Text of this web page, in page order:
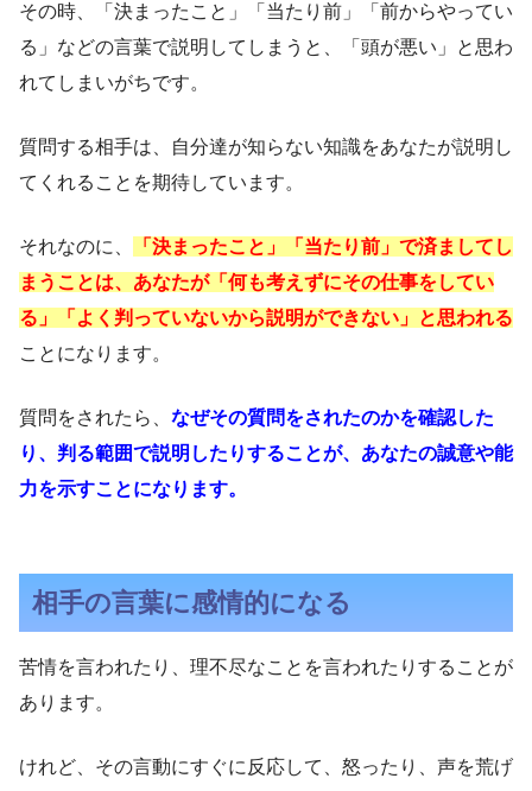
その時、「決まったこと」「当たり前」「前からやってい
る」などの言葉で説明してしまうと、「頭が悪い」と思わ
れてしまいがちです。
質問する相手は、自分達が知らない知識をあなたが説明し
てくれることを期待しています。
それなのに、
「決まったこと」「当たり前」で済ましてし
まうことは、あなたが「何も考えずにその仕事をしてい
る」「よく判っていないから説明ができない」と思われる
ことになります。
質問をされたら、 なぜその質問をされたのかを確認した
り、判る範囲で説明したりすることが、あなたの誠意や能
力を示すことになります。
相手の言葉に感情的になる
苦情を言われたり、理不尽なことを言われたりすることが
あります。
けれど、その言動にすぐに反応して、怒ったり、声を荒げ